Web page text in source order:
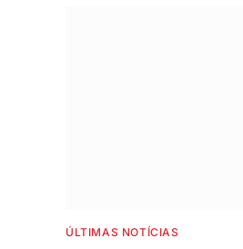
ÚLTIMAS NOTÍCIAS